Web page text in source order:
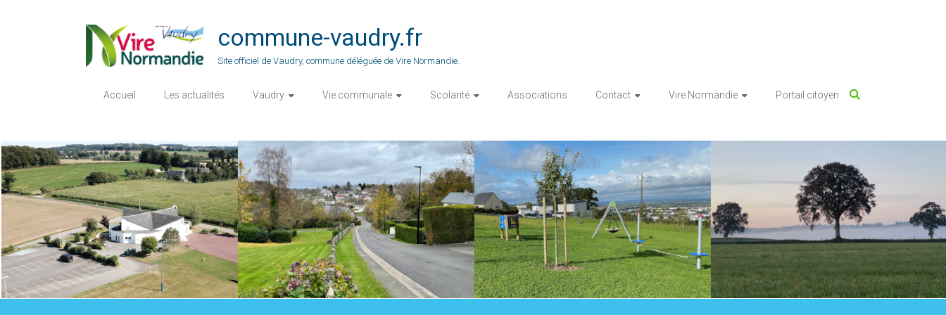
commune-vaudry.fr
Site officiel de Vaudry, commune déléguée de Vire Normandie.
Accueil Les actualités Vaudry Vie communale Scolarité Associations Contact Vire Normandie Portail citoyen